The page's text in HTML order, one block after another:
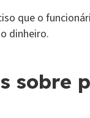
que o
dinheiro.
sobre